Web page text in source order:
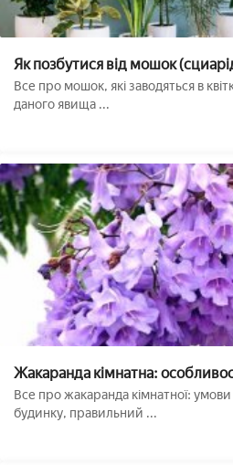
Як позбутися від мошок
горщиках: причини появи і
Все про мошок, які заводяться в
даного явища ...
Жакаранда кімнатна:
догляду
Все про жакаранда кімнатної:
будинку, правильний ...